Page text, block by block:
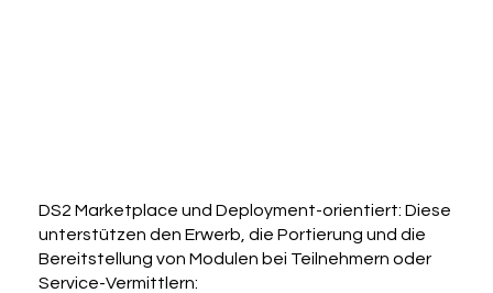
DS2 Marketplace und Deployment-orientiert: Diese
unterstützen den Erwerb, die Portierung und die
Bereitstellung von Modulen bei Teilnehmern oder
Service-Vermittlern: